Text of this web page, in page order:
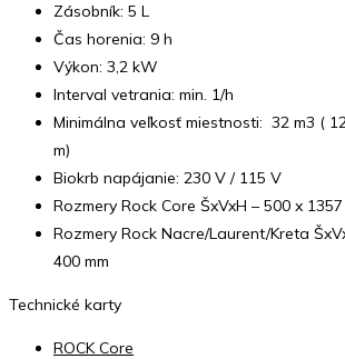
Zásobník: 5 L
Čas horenia: 9 h
Výkon: 3,2 kW
Interval vetrania: min. 1/h
Minimálna veľkosť miestnosti: 32 m3 (
m)
Biokrb napájanie: 230 V / 115 V
Rozmery Rock Core ŠxVxH – 500 x
Rozmery Rock Nacre/Laurent/Kreta
400 mm
Technické karty
ROCK Core